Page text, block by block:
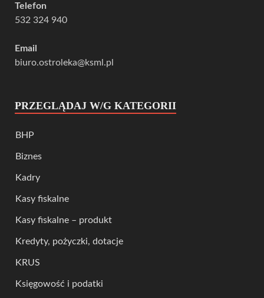
Telefon
532 324 940
Email
biuro.ostroleka@ksml.pl
PRZEGLĄDAJ W/G KATEGORII
BHP
Biznes
Kadry
Kasy fiskalne
Kasy fiskalne – produkt
Kredyty, pożyczki, dotacje
KRUS
Księgowość i podatki